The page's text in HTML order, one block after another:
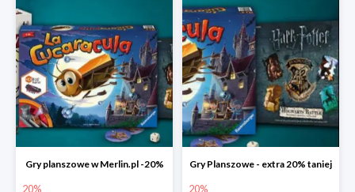
Gry planszowe w Merlin.pl -20%
20%
Gry Planszowe - extra 20% taniej
20%